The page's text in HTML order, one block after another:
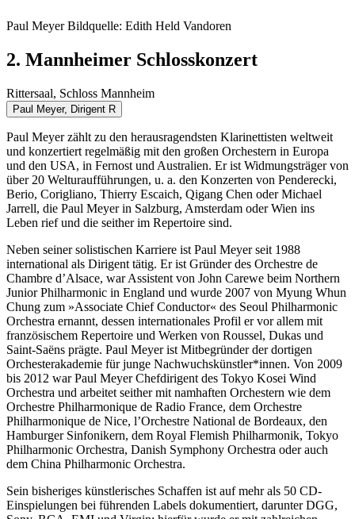
Paul MeyerBildquelle: Edith Held Vandoren
2. Mannheimer Schlosskonzert
Rittersaal, Schloss Mannheim
Paul Meyer, Dirigent R
Paul Meyer zählt zu den herausragendsten Klarinettisten weltweit
und konzertiert regelmäßig mit den großen Orchestern in Europa
und den USA, in Fernost und Australien. Er ist Widmungsträger von
über 20 Welturaufführungen, u. a. den Konzerten von Penderecki,
Berio, Corigliano, Thierry Escaich, Qigang Chen oder Michael
Jarrell, die Paul Meyer in Salzburg, Amsterdam oder Wien ins
Leben rief und die seither im Repertoire sind.
Neben seiner solistischen Karriere ist Paul Meyer seit 1988
international als Dirigent tätig. Er ist Gründer des Orchestre de
Chambre d’Alsace, war Assistent von John Carewe beim Northern
Junior Philharmonic in England und wurde 2007 von Myung Whun
Chung zum »Associate Chief Conductor« des Seoul Philharmonic
Orchestra ernannt, dessen internationales Profil er vor allem mit
französischem Repertoire und Werken von Roussel, Dukas und
Saint-Saëns prägte. Paul Meyer ist Mitbegründer der dortigen
Orchesterakademie für junge Nachwuchskünstler*innen. Von 2009
bis 2012 war Paul Meyer Chefdirigent des Tokyo Kosei Wind
Orchestra und arbeitet seither mit namhaften Orchestern wie dem
Orchestre Philharmonique de Radio France, dem Orchestre
Philharmonique de Nice, l’Orchestre National de Bordeaux, den
Hamburger Sinfonikern, dem Royal Flemish Philharmonik, Tokyo
Philharmonic Orchestra, Danish Symphony Orchestra oder auch
dem China Philharmonic Orchestra.
Sein bisheriges künstlerisches Schaffen ist auf mehr als 50 CD-
Einspielungen bei führenden Labels dokumentiert, darunter DGG,